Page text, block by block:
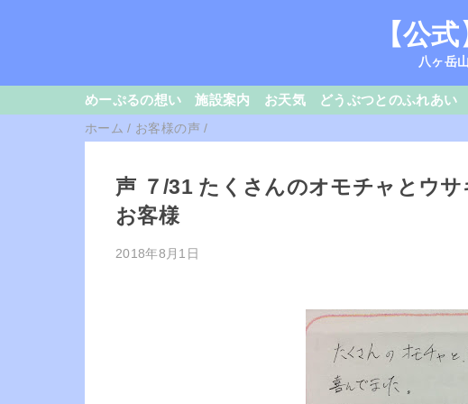
【公
八ヶ岳
めーぷるの想い 施設案内 お天気 どうぶつとのふれあい
ホーム / お客様の声 /
声 ７/31 たくさんのオモチャとウ
お客様
2018年8月1日